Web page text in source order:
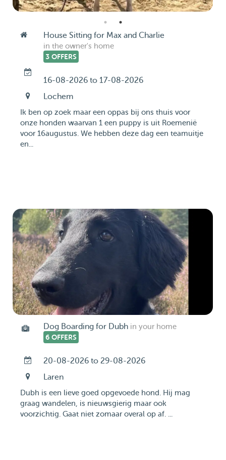
House Sitting for Max and Charlie
in the owner's home
3 OFFERS
16-08-2026 to 17-08-2026
Lochem
Ik ben op zoek maar een oppas bij ons thuis voor
onze honden waarvan 1 een puppy is uit Roemenië
voor 16augustus. We hebben deze dag een teamuitje
en...
Dog Boarding for Dubh in your home
6 OFFERS
20-08-2026 to 29-08-2026
Laren
Dubh is een lieve goed opgevoede hond. Hij mag
graag wandelen, is nieuwsgierig maar ook
voorzichtig. Gaat niet zomaar overal op af. ...